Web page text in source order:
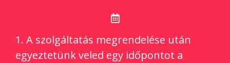
1. A szolgáltatás megrendelése után
egyeztetünk veled egy időpontot a